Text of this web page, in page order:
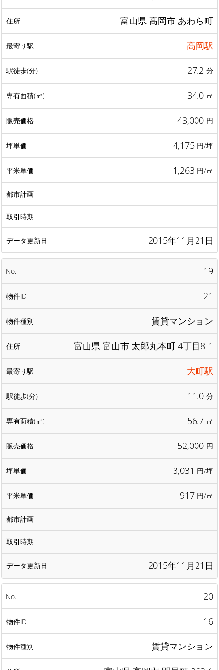
富山県 高岡市 あわら町
高岡駅
27.2 分
34.0 ㎡
43,000 円
4,175 円/坪
1,263 円/㎡
2015年11月21日
19
21
賃貸マンション
富山県 富山市 太郎丸本町 4丁目8-1
大町駅
11.0 分
56.7 ㎡
52,000 円
3,031 円/坪
917 円/㎡
2015年11月21日
20
16
賃貸マンション